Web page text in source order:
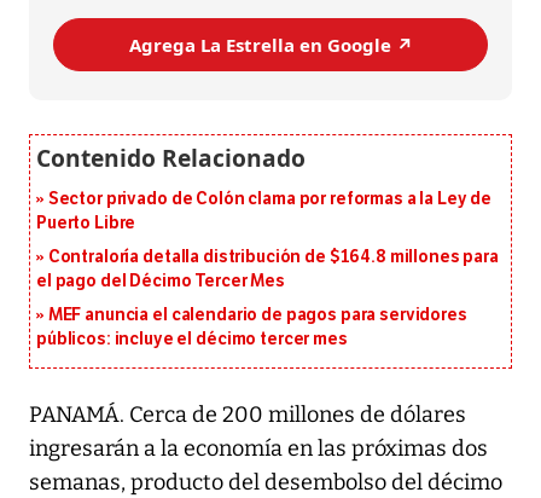
Agrega La Estrella en Google ↗️
Sector privado de Colón clama por reformas a la Ley de
Puerto Libre
Contraloría detalla distribución de $164.8 millones para
el pago del Décimo Tercer Mes
MEF anuncia el calendario de pagos para servidores
públicos: incluye el décimo tercer mes
PANAMÁ. Cerca de 200 millones de dólares
ingresarán a la economía en las próximas dos
semanas, producto del desembolso del décimo